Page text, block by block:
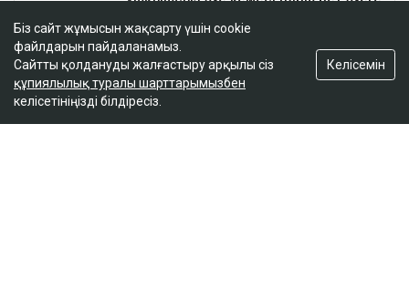
Біз сайт жұмысын жақсарту үшін cookie
файлдарын пайдаланамыз.
Сайтты қолдануды жалғастыру арқылы сіз
құпиялылық туралы шарттарымызбен
келісетініңізді білдіресіз.
Келісемін